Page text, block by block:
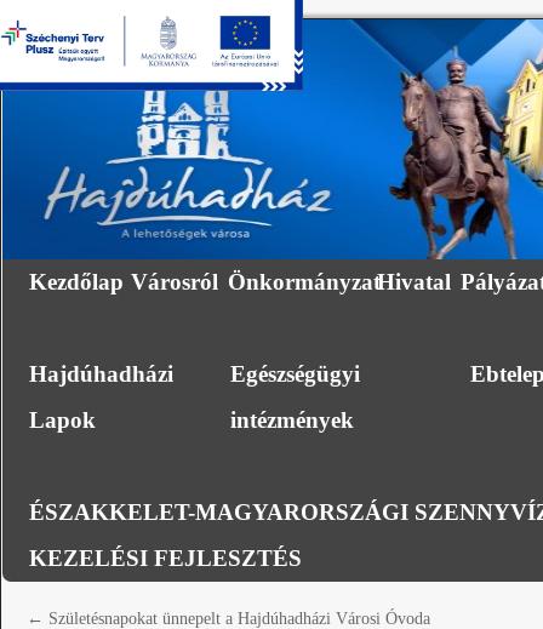
Kezdőlap Városról ÖnkormányzatHivatal
Hajdúhadházi
Lapok
Egészségügyi
intézmények
ÉSZAKKELET-MAGYARORSZÁGI
KEZELÉSI FEJLESZTÉS
← Születésnapokat ünnepelt a Hajdúhadházi Városi Óvoda